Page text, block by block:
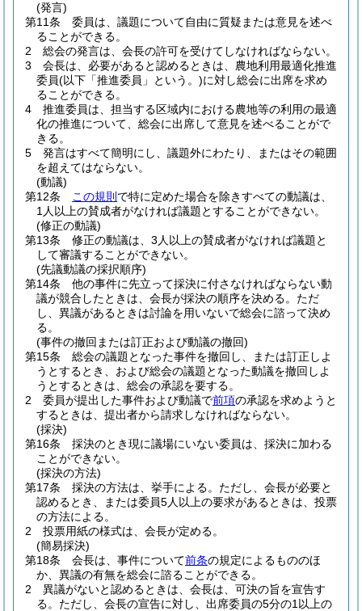
(発言)
第11条
委員は、議題について自由に質疑または意見を述べ
ることができる。
2
総会の発言は、会長の許可を受けてしなければならない。
3
会長は、必要があると認めるときは、農地利用最適化推進
委員(以下「推進委員」という。)に対し総会に出席を求め
ることができる。
4
推進委員は、担当する区域内における農地等の利用の最適
化の推進について、総会に出席して意見を述べることがで
きる。
5
発言はすべて簡明にし、議題外にわたり、またはその範囲
を超えてはならない。
(動議)
第12条
この規則 で特に定めた場合を除きすべての動議は、
1人以上の賛成者がなければ議題とすることができない。
(修正の動議)
第13条
修正の動議は、3人以上の賛成者がなければ議題と
して審議することができない。
(先議動議の採択順序)
第14条
他の事件に先立って採決に付さなければならない動
議が競合したときは、会長が採決の順序を決める。 ただ
し、異議があるときは討論を用いないで総会に諮って決め
る。
(事件の撤回または訂正および動議の撤回)
第15条
総会の議題となった事件を撤回し、または訂正しよ
うとするとき、および総会の議題となった動議を撤回しよ
うとするときは、総会の承認を要する。
2
委員が提出した事件および動議で前項の承認を求めようと
するときは、提出者から請求しなければならない。
(採決)
第16条
採決のとき現に議場にいない委員は、採決に加わる
ことができない。
(採決の方法)
第17条
採決の方法は、挙手による。 ただし、会長が必要と
認めるとき、または委員5人以上の要求があるときは、投票
の方法による。
2
投票用紙の様式は、会長が定める。
(簡易採決)
第18条
会長は、事件について前条の規定によるもののほ
か、異議の有無を総会に諮ることができる。
2
異議がないと認めるときは、会長は、可決の旨を宣告す
る。 ただし、会長の宣告に対し、出席委員の5分の1以上の